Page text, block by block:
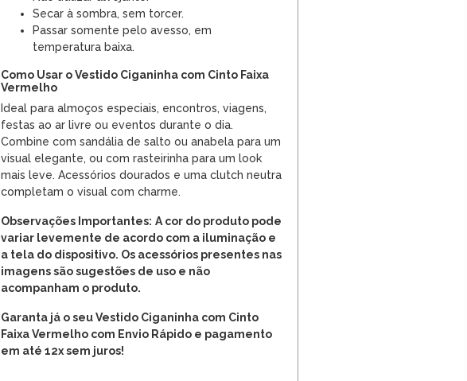
Secar à sombra, sem torcer.
Passar somente pelo avesso, em
temperatura baixa.
Como Usar o Vestido Ciganinha com Cinto Faixa
Vermelho
Ideal para almoços especiais, encontros, viagens,
festas ao ar livre ou eventos durante o dia.
Combine com sandália de salto ou anabela para um
visual elegante, ou com rasteirinha para um look
mais leve. Acessórios dourados e uma clutch neutra
completam o visual com charme.
Observações Importantes: A cor do produto pode
variar levemente de acordo com a iluminação e
a tela do dispositivo. Os acessórios presentes nas
imagens são sugestões de uso e não
acompanham o produto.
Garanta já o seu Vestido Ciganinha com Cinto
Faixa Vermelho com Envio Rápido e pagamento
em até 12x sem juros!